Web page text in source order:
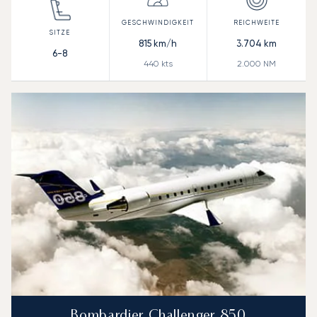
6-8
815 km/h
440 kts
3.704 km
2.000 NM